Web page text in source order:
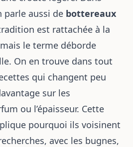
parle aussi de bottereaux
est rattachée à la
le terme déborde
On en trouve dans tout
qui changent peu
sur les
ou l’épaisseur. Cette
pourquoi ils voisinent
avec les bugnes,